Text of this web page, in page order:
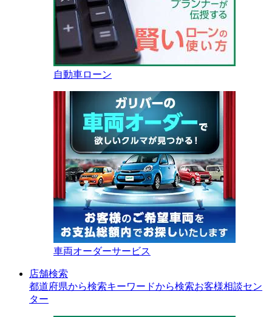
自動車ローン
車両オーダーサービス
店舗検索
都道府県から検索キーワードから検索お客様相談セン
ター